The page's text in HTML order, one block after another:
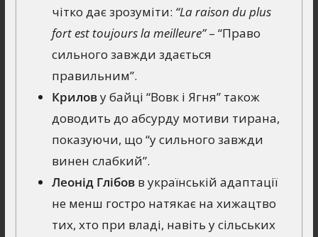
чітко дає зрозуміти: “La raison du plus
fort est toujours la meilleure”– “Право
сильного завжди здається
правильним”.
Крилову байці “Вовк і Ягня” також
доводить до абсурду мотиви тирана,
показуючи, що “у сильного завжди
винен слабкий”.
Леонід Глібовв українській адаптації
не менш гостро натякає на хижацтво
тих, хто при владі, навіть у сільських